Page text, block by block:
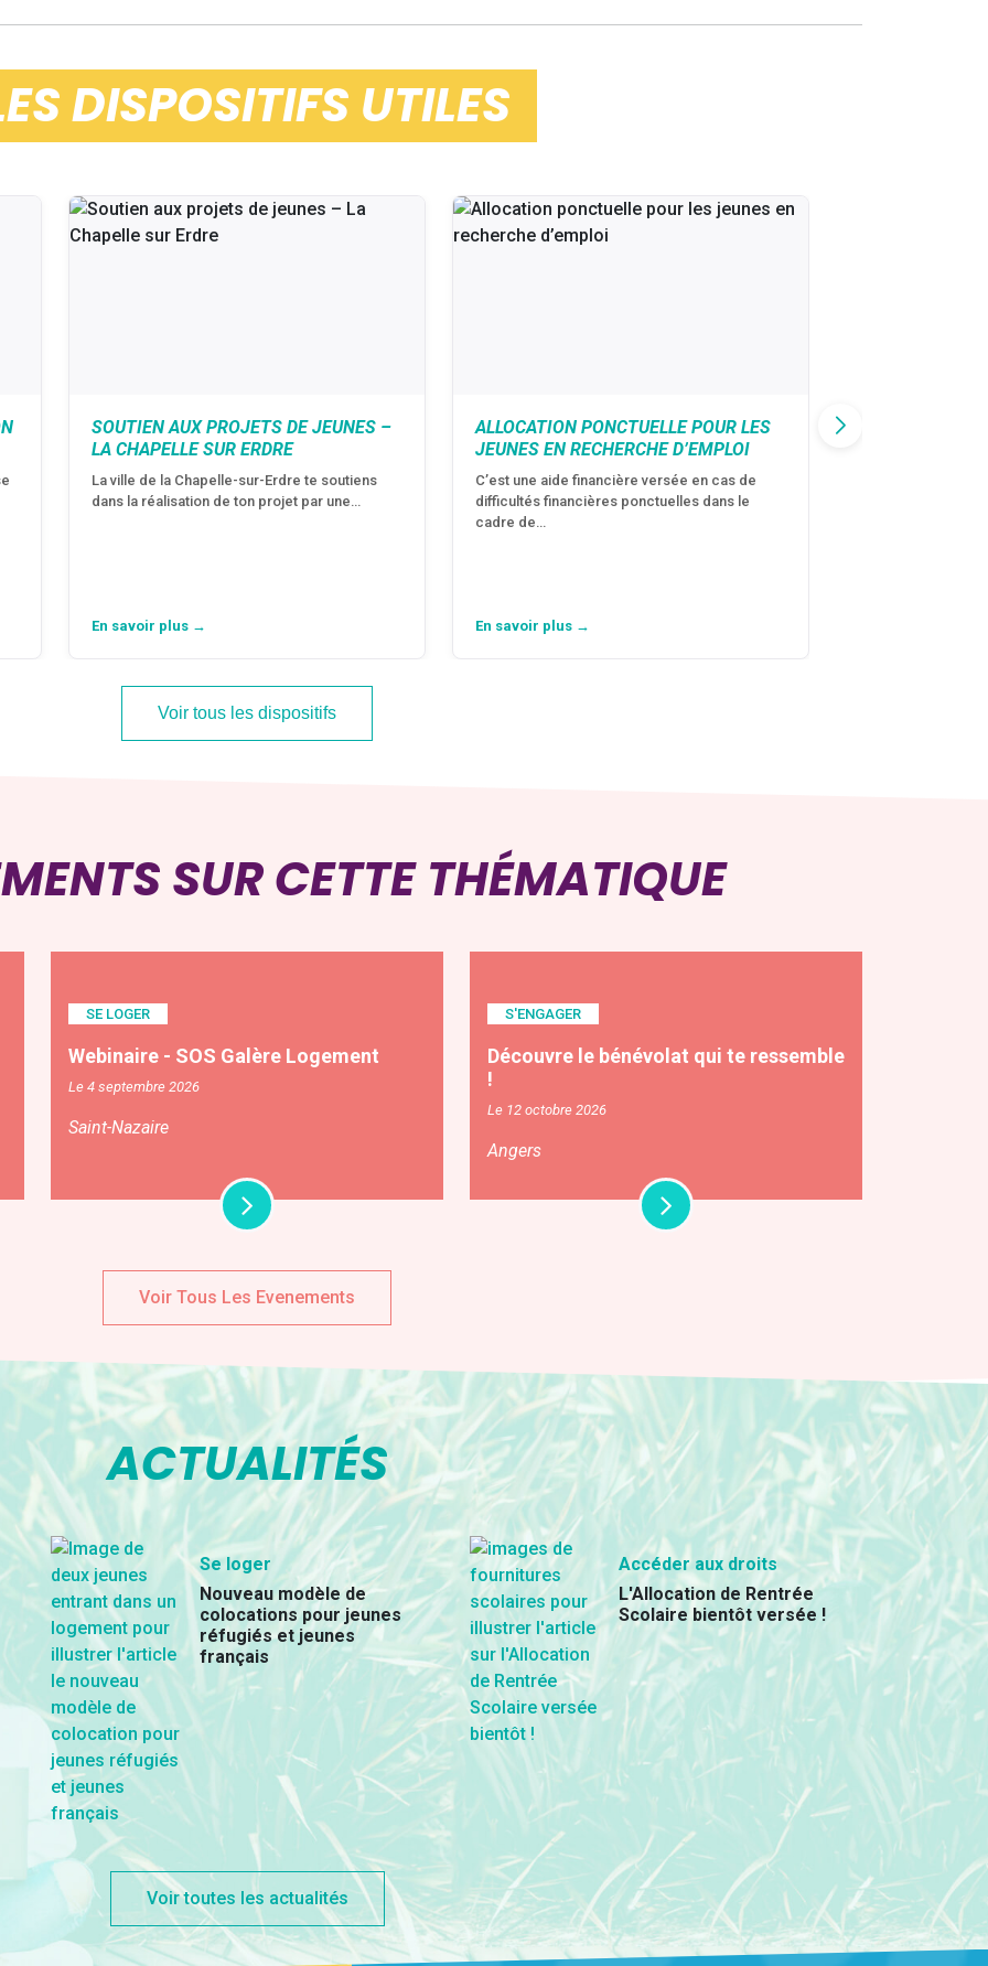
DISPOSITIFS UTILES
SOUTIEN AUX PROJETS DE JEUNES –
LA CHAPELLE SUR ERDRE
La ville de la Chapelle-sur-Erdre te soutiens
dans la réalisation de ton projet par une…
En savoir plus →
ALLOCATION PONCTUELLE POUR LES
JEUNES EN RECHERCHE D’EMPLOI
C’est une aide financière versée en cas de
difficultés financières ponctuelles dans le
cadre de…
En savoir plus →
Voir tous les dispositifs
SUR CETTE THÉMATIQUE
SE LOGER
Webinaire - SOS Galère Logement
Le 4 septembre 2026
Saint-Nazaire
S'ENGAGER
Découvre le bénévolat qui te ressemble
!
Le 12 octobre 2026
Angers
Voir Tous Les Evenements
ACTUALITÉS
Se loger
Nouveau modèle de
colocations pour jeunes
réfugiés et jeunes
français
Accéder aux droits
L'Allocation de Rentrée
Scolaire bientôt versée !
Voir toutes les actualités